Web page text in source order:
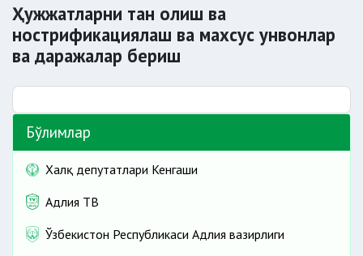
Ҳужжатларни тан олиш ва
нострификациялаш ва махсус унвонлар
ва даражалар бериш
Бўлимлар
Халқ депутатлари Кенгаши
Адлия ТВ
Ўзбекистон Республикаси Адлия вазирлиги